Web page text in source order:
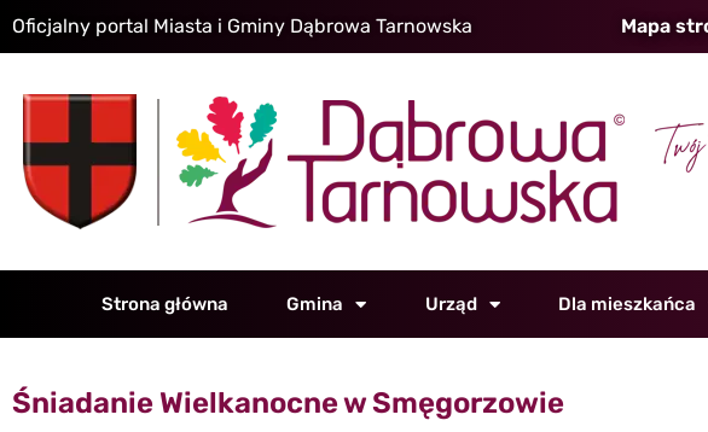
Oficjalny portal Miasta i Gminy Dąbrowa Tarnowska Mapa
Strona główna Gmina Urząd Dla mieszkańca
Śniadanie Wielkanocne w Smęgorzowie